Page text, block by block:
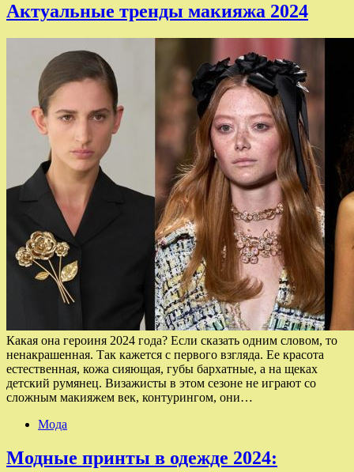
Актуальные тренды макияжа 2024
Какая она героиня 2024 года? Если сказать одним словом, то
ненакрашенная. Так кажется с первого взгляда. Ее красота
естественная, кожа сияющая, губы бархатные, а на щеках
детский румянец. Визажисты в этом сезоне не играют со
сложным макияжем век, контурингом, они…
Мода
Модные принты в одежде 2024: